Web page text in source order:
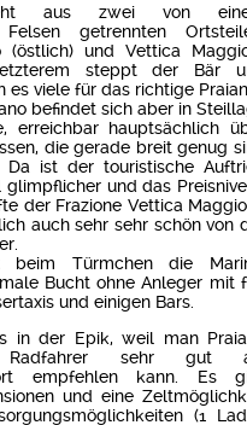
aus zwei von
Felsen getrennten
(östlich) und Vettica
steppt der Bär
es viele für das richtige
befindet sich aber in
erreichbar hauptsächlich
die gerade breit genug
Da ist der touristische
glimpflicher und das
der Frazione Vettica
auch sehr sehr schön von
beim Türmchen die
Bucht ohne Anleger mit
und einigen Bars.
in der Epik, weil man
sehr gut
empfehlen kann. Es
und eine
(1